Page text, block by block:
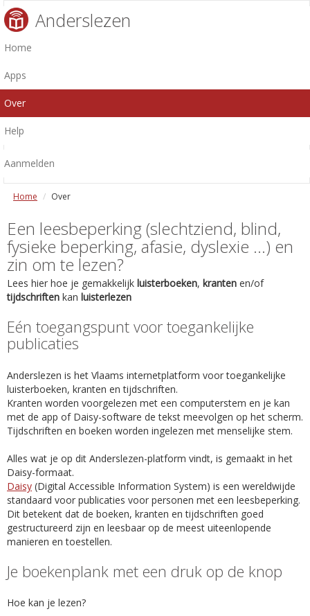
Anderslezen
Home
Apps
Over
Help
Aanmelden
Home Over
Een leesbeperking (slechtziend, blind,
fysieke beperking, afasie, dyslexie ...) en
zin om te lezen?
Lees hier hoe je gemakkelijk luisterboeken, kranten en/of
tijdschriften kan luisterlezen
Eén toegangspunt voor toegankelijke
publicaties
Anderslezen is het Vlaams internetplatform voor toegankelijke
luisterboeken, kranten en tijdschriften.
Kranten worden voorgelezen met een computerstem en je kan
met de app of Daisy-software de tekst meevolgen op het scherm.
Tijdschriften en boeken worden ingelezen met menselijke stem.
Alles wat je op dit Anderslezen-platform vindt, is gemaakt in het
Daisy-formaat.
Daisy (Digital Accessible Information System) is een wereldwijde
standaard voor publicaties voor personen met een leesbeperking.
Dit betekent dat de boeken, kranten en tijdschriften goed
gestructureerd zijn en leesbaar op de meest uiteenlopende
manieren en toestellen.
Je boekenplank met een druk op de knop
Hoe kan je lezen?